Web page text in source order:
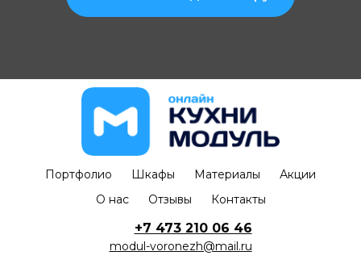
Портфолио Шкафы Материалы
Акции
О нас
Отзывы Контакты
+7 473 210 06 46
modul-voronezh@mail.ru